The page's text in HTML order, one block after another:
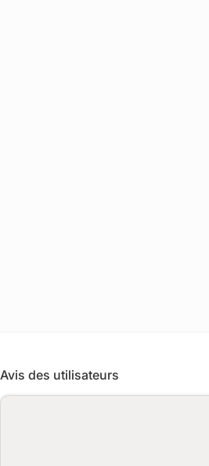
Avis des utilisateurs